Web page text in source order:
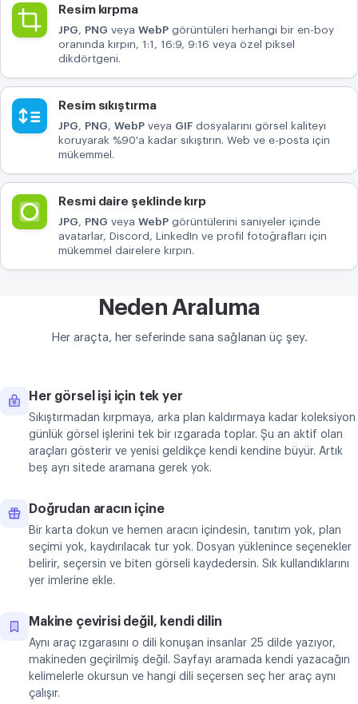
Resim kırpma
JPG, PNG veya WebP görüntüleri herhangi bir en-boy
oranında kırpın, 1:1, 16:9, 9:16 veya özel piksel
dikdörtgeni.
Resim sıkıştırma
JPG, PNG, WebP veya GIF dosyalarını görsel kaliteyi
koruyarak %90'a kadar sıkıştırın. Web ve e-posta için
mükemmel.
Resmi daire şeklinde kırp
JPG, PNG veya WebP görüntülerini saniyeler içinde
avatarlar, Discord, LinkedIn ve profil fotoğrafları için
mükemmel dairelere kırpın.
Neden Araluma
Her araçta, her seferinde sana sağlanan üç şey.
Her görsel işi için tek yer
Sıkıştırmadan kırpmaya, arka plan kaldırmaya kadar koleksiyon
günlük görsel işlerini tek bir ızgarada toplar. Şu an aktif olan
araçları gösterir ve yenisi geldikçe kendi kendine büyür. Artık
beş ayrı sitede aramana gerek yok.
Doğrudan aracın içine
Bir karta dokun ve hemen aracın içindesin, tanıtım yok, plan
seçimi yok, kaydırılacak tur yok. Dosyan yüklenince seçenekler
belirir, seçersin ve biten görseli kaydedersin. Sık kullandıklarını
yer imlerine ekle.
Makine çevirisi değil, kendi dilin
Aynı araç ızgarasını o dili konuşan insanlar 25 dilde yazıyor,
makineden geçirilmiş değil. Sayfayı aramada kendi yazacağın
kelimelerle okursun ve hangi dili seçersen seç her araç aynı
çalışır.